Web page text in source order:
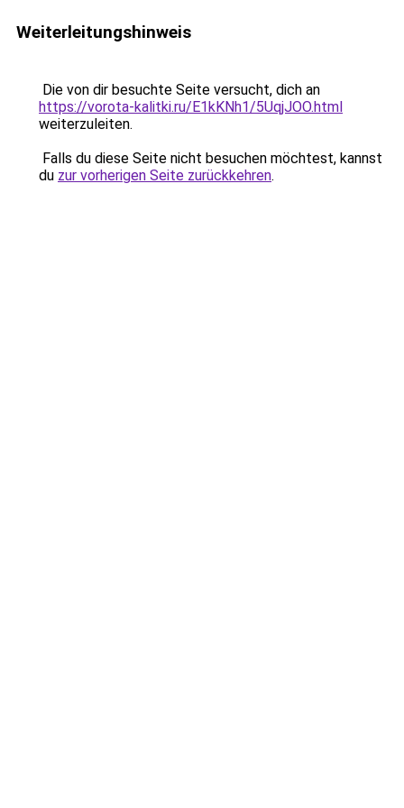
Weiterleitungshinweis
Die von dir besuchte Seite versucht, dich an
https://vorota-kalitki.ru/E1kKNh1/5UqjJOO.html
weiterzuleiten.
Falls du diese Seite nicht besuchen möchtest, kannst
du zur vorherigen Seite zurückkehren.